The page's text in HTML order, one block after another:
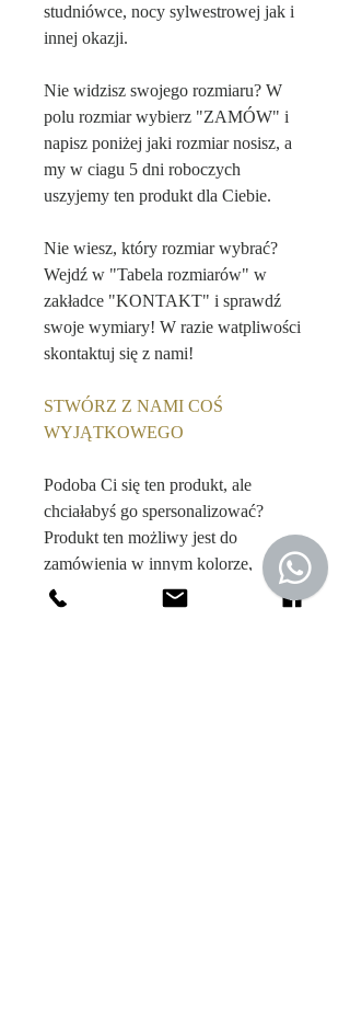
studniówce, nocy sylwestrowej jak i
innej okazji.
Nie widzisz swojego rozmiaru? W
polu rozmiar wybierz "ZAMÓW" i
napisz poniżej jaki rozmiar nosisz, a
my w ciagu 5 dni roboczych
uszyjemy ten produkt dla Ciebie.
Nie wiesz, który rozmiar wybrać?
Wejdź w "Tabela rozmiarów" w
zakładce "KONTAKT" i sprawdź
swoje wymiary! W razie watpliwości
skontaktuj się z nami!
STWÓRZ Z NAMI COŚ
WYJĄTKOWEGO
Podoba Ci się ten produkt, ale
chciałabyś go spersonalizować?
Produkt ten możliwy jest do
zamówienia w innym kolorze,
rozmiarze dopasowanym specjalnie